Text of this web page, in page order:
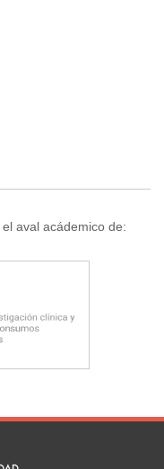
aval acádemico de: